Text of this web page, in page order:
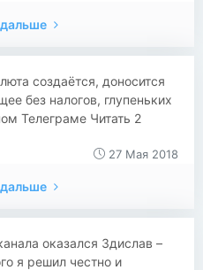
создаётся, доносится
без налогов, глупеньких
Телеграме Читать 2
27 Мая 2018
оказался Здислав –
я решил честно и